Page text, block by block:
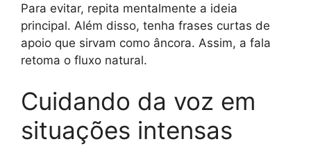
Para evitar, repita mentalmente a ideia
principal. Além disso, tenha frases curtas de
apoio que sirvam como âncora. Assim, a fala
retoma o fluxo natural.
Cuidando da voz em
situações intensas